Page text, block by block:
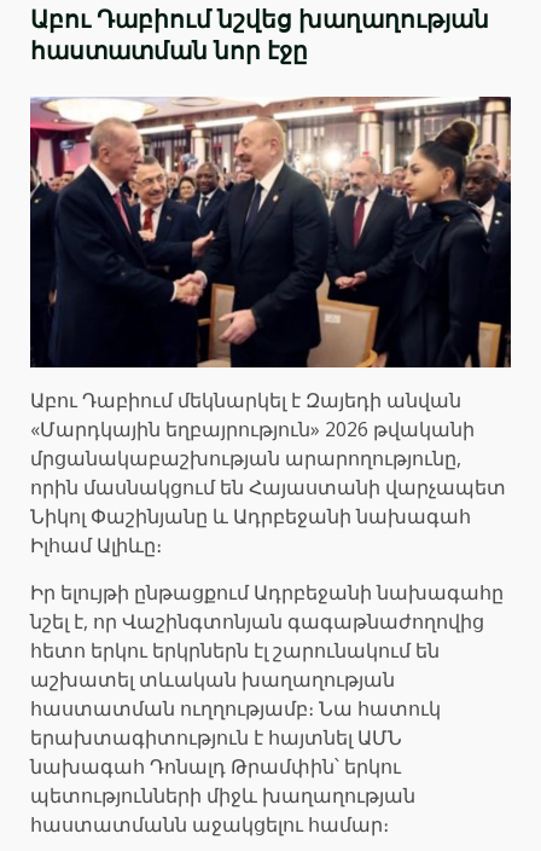
Աբու Դաբիում նշվեց խաղաղության
հաստատման նոր էջը
Աբու Դաբիում մեկնարկել է Զայեդի անվան
«Մարդկային եղբայրություն» 2026 թվականի
մրցանակաբաշխության արարողությունը,
որին մասնակցում են Հայաստանի վարչապետ
Նիկոլ Փաշինյանը և Ադրբեջանի նախագահ
Իլհամ Ալիևը։
Իր ելույթի ընթացքում Ադրբեջանի նախագահը
նշել է, որ Վաշինգտոնյան գագաթնաժողովից
հետո երկու երկրներն էլ շարունակում են
աշխատել տևական խաղաղության
հաստատման ուղղությամբ։ Նա հատուկ
երախտագիտություն է հայտնել ԱՄՆ
նախագահ Դոնալդ Թրամփին՝ երկու
պետությունների միջև խաղաղության
հաստատմանն աջակցելու համար։